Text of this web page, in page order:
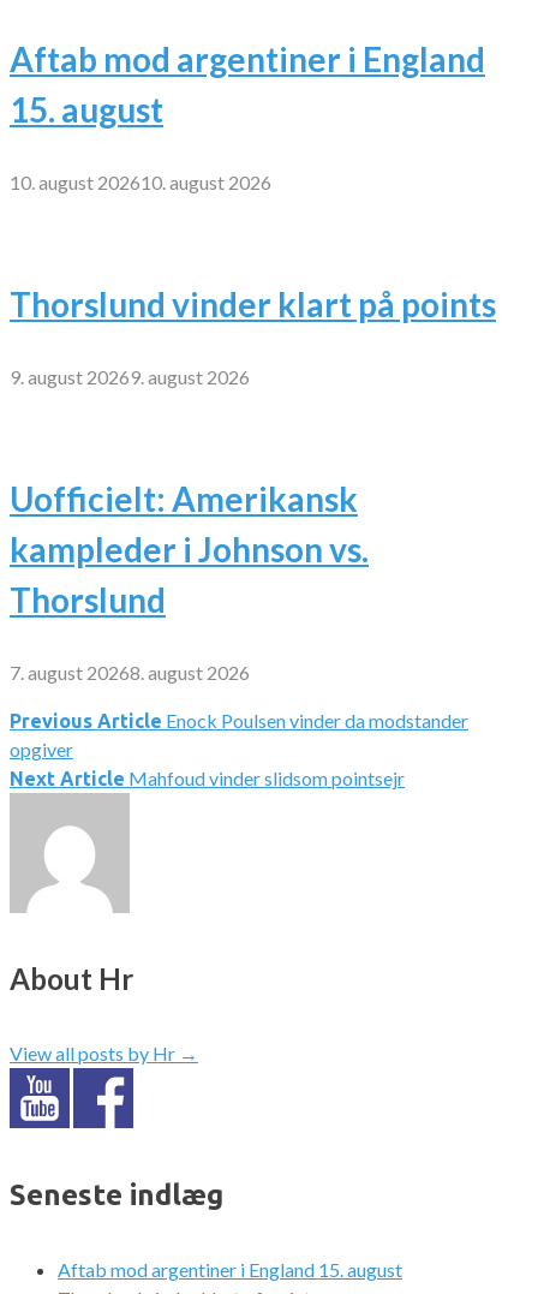
Aftab mod argentiner i England
15. august
10. august 202610. august 2026
Thorslund vinder klart på points
9. august 20269. august 2026
Uofficielt: Amerikansk
kampleder i Johnson vs.
Thorslund
7. august 20268. august 2026
Indlægsnavigation
Previous Article Enock Poulsen vinder da modstander
opgiver
Next Article Mahfoud vinder slidsom pointsejr
About Hr
View all posts by Hr →
Seneste indlæg
Aftab mod argentiner i England 15. august